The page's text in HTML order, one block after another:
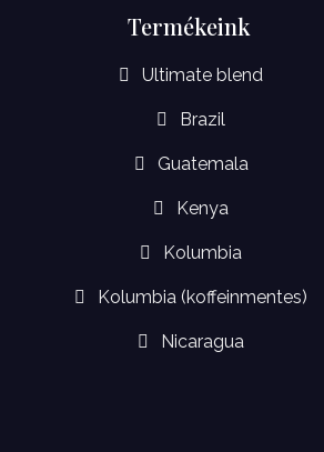
Termékeink
Ultimate blend
Brazil
Guatemala
Kenya
Kolumbia
Kolumbia (koffeinmentes)
Nicaragua